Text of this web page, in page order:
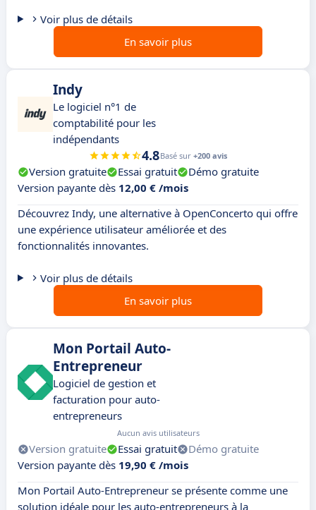
Voir plus de détails
En savoir plus
Indy
Le logiciel n°1 de
comptabilité pour les
indépendants
4.8Basé sur +200 avis
Version gratuite Essai gratuit
Démo gratuite
Version payante dès 12,00 € /mois
Découvrez Indy, une alternative à OpenConcerto qui offre
une expérience utilisateur améliorée et des
fonctionnalités innovantes.
Voir plus de détails
En savoir plus
Mon Portail Auto-
Entrepreneur
Logiciel de gestion et
facturation pour auto-
entrepreneurs
Aucun avis utilisateurs
Version gratuite Essai gratuit
Démo gratuite
Version payante dès 19,90 € /mois
Mon Portail Auto-Entrepreneur se présente comme une
solution idéale pour les auto-entrepreneurs à la